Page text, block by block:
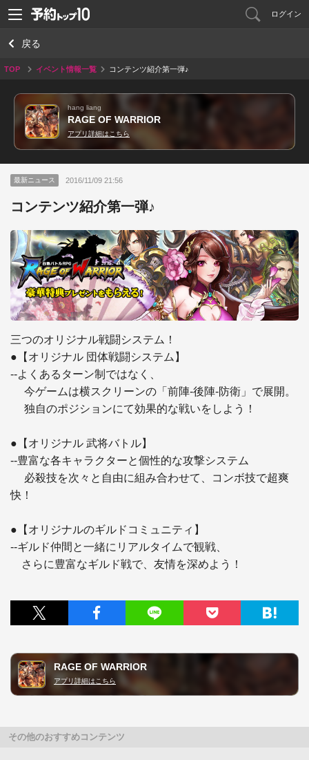
ログイン
戻る
TOP イベント情報一覧 コンテンツ紹介第一弾♪
hang liang
RAGE OF WARRIOR
アプリ詳細はこちら
最新ニュース 2016/11/09 21:56
コンテンツ紹介第一弾♪
三つのオリジナル戦闘システム！
●【オリジナル 団体戦闘システム】
--よくあるターン制ではなく、
今ゲームは横スクリーンの「前陣-後陣-防衛」で展開。
独自のポジションにて効果的な戦いをしよう！
●【オリジナル 武将バトル】
--豊富な各キャラクターと個性的な攻撃システム
必殺技を次々と自由に組み合わせて、コンボ技で超爽
快！
●【オリジナルのギルドコミュニティ】
--ギルド仲間と一緒にリアルタイムで観戦、
RAGE OF WARRIOR
アプリ詳細はこちら
その他のおすすめコンテンツ